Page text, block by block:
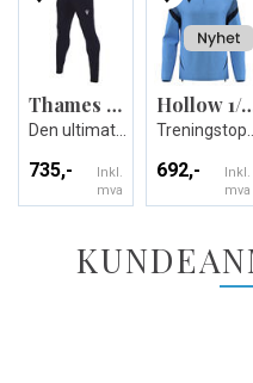
Thames Hero Pant
735,-
Inkl.
mva
Hollow
692,-
Inkl.
mva